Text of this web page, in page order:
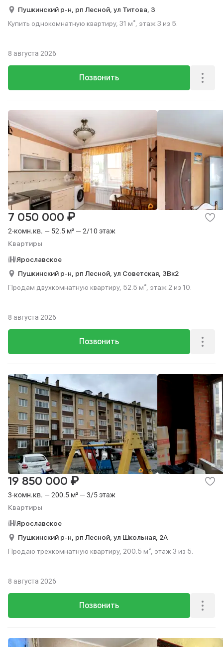
Пушкинский р-н, рп Лесной, ул Титова, 3
Купить однокомнатную квартиру, 31 м², этаж 3 из 5.
Позвонить
8 августа 2026
2-комн.кв. — 52.5 м² — 2/10 этаж
Квартиры
7 050 000 ₽
Ярославское
Пушкинский р-н, рп Лесной, ул Советская, 3Вк2
Продам двухкомнатную квартиру, 52.5 м², этаж 2 из 10.
Позвонить
8 августа 2026
3-комн.кв. — 200.5 м² — 3/5 этаж
Квартиры
19 850 000 ₽
Ярославское
Пушкинский р-н, рп Лесной, ул Школьная, 2А
Продаю трехкомнатную квартиру, 200.5 м², этаж 3 из 5.
Позвонить
8 августа 2026